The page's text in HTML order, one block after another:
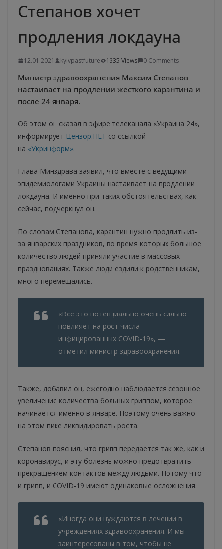
Степанов хочет
продления локдауна
12.01.2021 kyivpastfuture 1335 Views 0 Comments
Министр здравоохранения Максим Степанов
настаивает на продлении жесткого карантина и
после 24 января.
Об этом он сказал в эфире телеканала «Украина 24»,
информирует Цензор.НЕТ со ссылкой
на «Укринформ».
Глава Минздрава заявил, что вместе с ведущими
эпидемиологами Украины настаивает на продлении
локдауна. И именно при таких обстоятельствах, как
сейчас, подчеркнул он.
По словам Степанова, карантин нужно продлить из-
за январских праздников, во время которых большое
количество людей приняли участие в массовых
празднованиях. Также люди ездили к родственникам,
много перемещались.
«Все это потенциально очень сильно
повлияет на рост числа
инфицированных COVID-19», —
отметил министр здравоохранения.
Также, добавил он, ежегодно наблюдается сезонное
увеличение количества больных гриппом, которое
начинается именно в январе. Поэтому очень важно
на этом пике ликвидировать роста.
Степанов пояснил, что грипп передается так же, как и
коронавирус, и эту болезнь можно предотвратить
прекращением контактов между людьми. Потому что
и грипп, и COVID-19 имеют одинаковые осложнения.
«Иногда они нуждаются в лечении в
учреждениях здравоохранения. И мы
заинтересованы в том, чтобы не